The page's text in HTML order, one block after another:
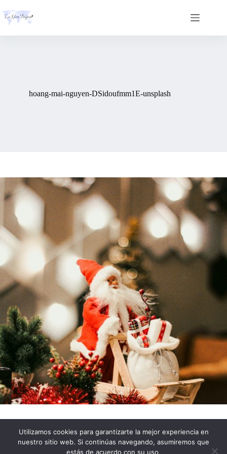
to
content
hoang-mai-nguyen-DSidoufmm1E-unsplash
Impressum
Política de Privacidad
Política de cookies
Utilizamos cookies para garantizarte la mejor experiencia en
nuestro sitio web. Si continúas navegando, asumiremos que
estás de acuerdo con su uso.